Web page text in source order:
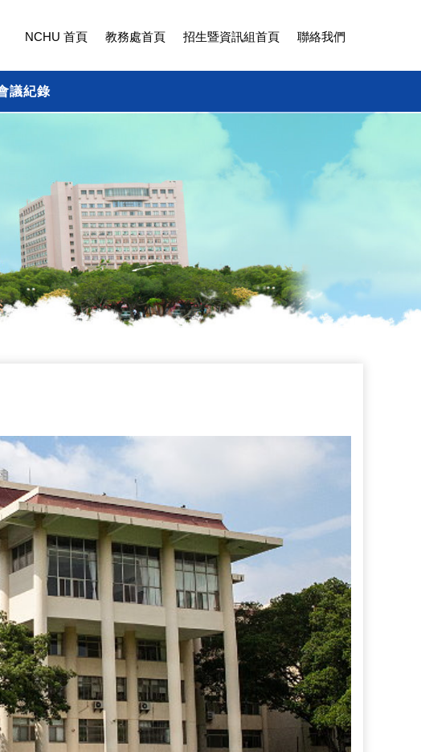
NCHU 首頁 教務處首頁 招生暨資訊組首頁 聯絡我們
議紀錄